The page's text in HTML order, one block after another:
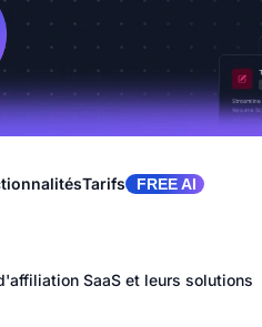
Tarifs FREE AI
SaaS et leurs solutions